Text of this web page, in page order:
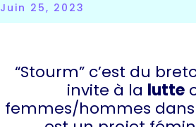
Juin 25, 2023
“Stourm” c’est du
invite à la lutte
femmes/hommes